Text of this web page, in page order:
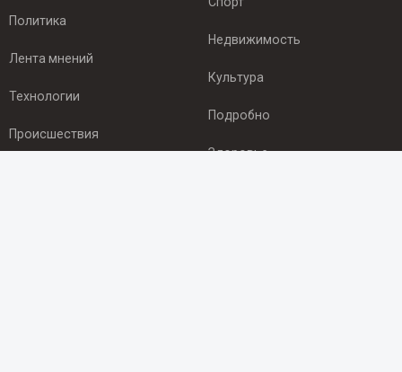
Политика
Лента мнений
Технологии
Происшествия
Недвижимость
Культура
Подробно
Здоровье